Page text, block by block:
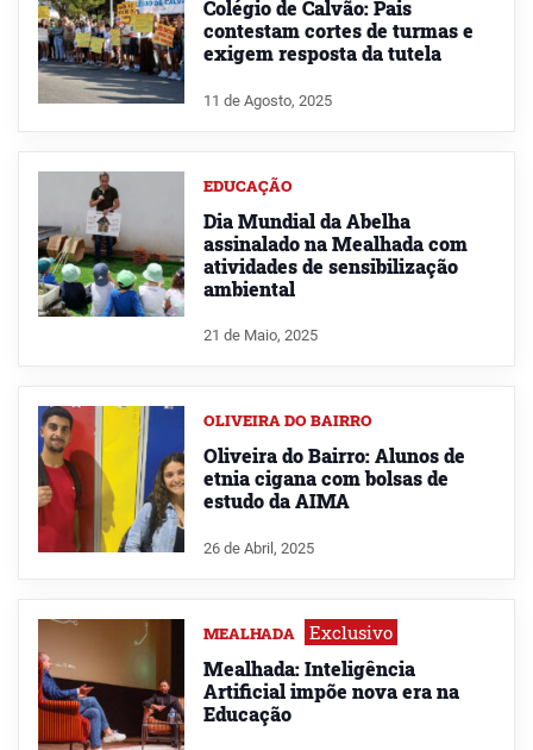
Colégio de Calvão: Pais
contestam cortes de turmas e
exigem resposta da tutela
11 de Agosto, 2025
EDUCAÇÃO
Dia Mundial da Abelha
assinalado na Mealhada com
atividades de sensibilização
ambiental
21 de Maio, 2025
OLIVEIRA DO BAIRRO
Oliveira do Bairro: Alunos de
etnia cigana com bolsas de
estudo da AIMA
26 de Abril, 2025
MEALHADA Exclusivo
Mealhada: Inteligência
Artificial impõe nova era na
Educação